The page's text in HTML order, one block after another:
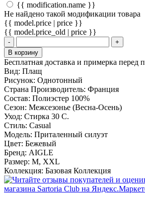
{{ modification.name }}
Не найдено такой модификации товара
{{ model.price | price }}
{{ model.price_old | price }}
-
+
В корзину
Бесплатная доставка и примерка перед
Вид: Плащ
Рисунок: Однотонный
Страна Производитель: Франция
Состав: Полиэстер 100%
Сезон: Межсезонье (Весна-Осень)
Уход: Стирка 30 С.
Стиль: Casual
Модель: Приталенный силуэт
Цвет: Бежевый
Бренд: AIGLE
Размер: M, XXL
Коллекция: Базовая Коллекция